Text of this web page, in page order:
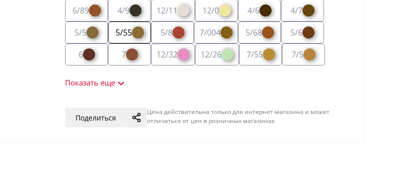
6/89
4/9 12/11 12/0 4/6
4/7
5/5
5/55 5/8 7/004 5/68
5/6
6
7 12/32 12/26 7/55 7/5
Показать еще
Поделиться
Цена действительна только для интернет-магазина и может
отличаться от цен в розничных магазинах